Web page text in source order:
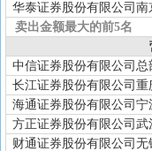
华泰证券股份有限公司
卖出金额最大的前5名
中信证券股份有限公司
长江证券股份有限公司
海通证券股份有限公司
方正证券股份有限公司
财通证券股份有限公司